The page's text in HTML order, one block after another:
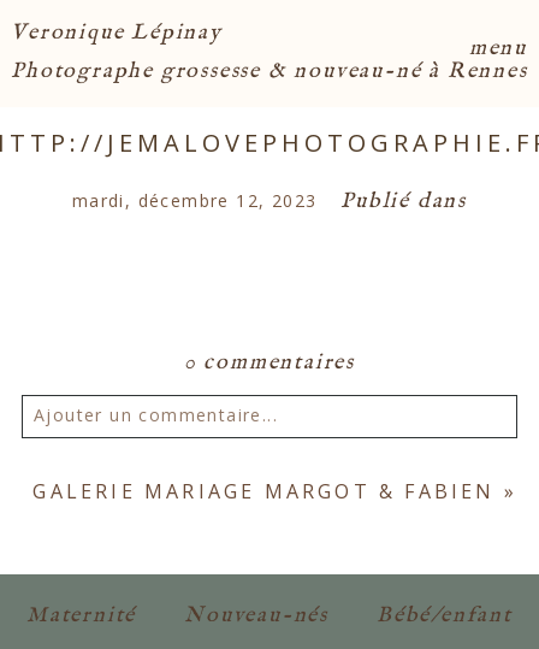
menu
Veronique Lépinay
Photographe grossesse & nouveau-né à Rennes
mardi, décembre 12, 2023 Publié dans
0 commentaires
Ajouter un commentaire...
Votre email ne sera jamais publié ou partagé.
GALERIE MARIAGE MARGOT & FABIEN »
Maternité Nouveau-nés Bébé/enfant